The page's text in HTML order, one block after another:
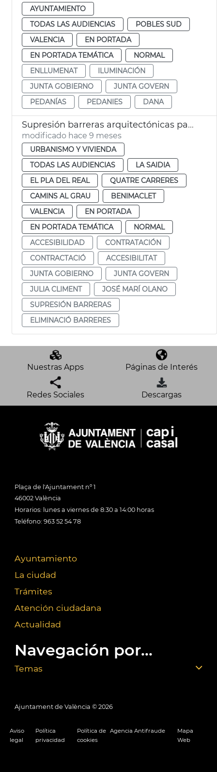
AYUNTAMIENTO
TODAS LAS AUDIENCIAS
POBLES SUD
VALENCIA
EN PORTADA
EN PORTADA TEMÁTICA
NORMAL
ENLLUMENAT
ILUMINACIÓN
JUNTA GOBIERNO
JUNTA GOVERN
PEDANÍAS
PEDANIES DANA
Supresión barreras arquitectónicas paso de peatones València
modificado hace 9 meses
URBANISMO Y VIVIENDA
TODAS LAS AUDIENCIAS
LA SAIDIA
EL PLA DEL REAL
QUATRE CARRERES
CAMINS AL GRAU
BENIMACLET
VALENCIA
EN PORTADA
EN PORTADA TEMÁTICA
NORMAL
ACCESIBILIDAD
CONTRATACIÓN
CONTRACTACIÓ
ACCESIBILITAT
JUNTA GOBIERNO
JUNTA GOVERN
JULIA CLIMENT
JOSÉ MARÍ OLANO
SUPRESIÓN BARRERAS
ELIMINACIÓ BARRERES
Nuestras Apps Páginas de Interés
Redes Sociales Descargas
Plaça de l'Ajuntament nº 1
46002 València
Horarios: lunes a viernes de 8:30 a 14:00 horas
Teléfono: 963 52 54 78
Ayuntamiento
La ciudad
Trámites
Atención ciudadana
Actualidad
Navegación por...
Temas
Ajuntament de València © 2026
Aviso
legal
Política
privacidad
Política de
cookies
Agencia Antifraude
Mapa
Web